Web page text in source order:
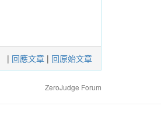
| 回應文章 | 回原始文章
ZeroJudge Forum